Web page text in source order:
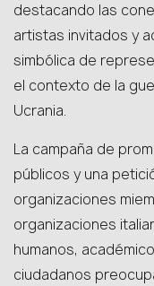
destacando las
artistas invitados y
simbólica de
el contexto de la
Ucrania.
La campaña de
públicos y una
organizaciones
organizaciones
humanos,
ciudadanos